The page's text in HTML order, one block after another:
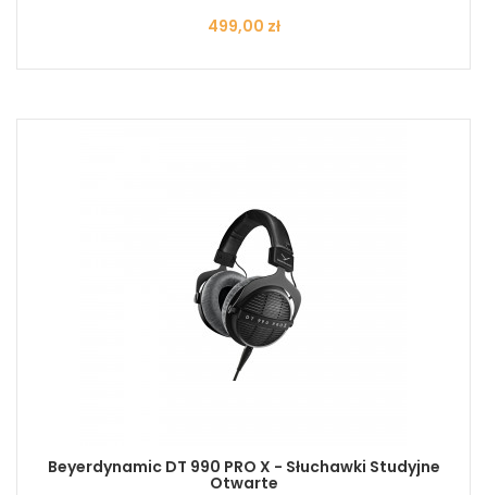
Cena
499,00 zł
Beyerdynamic DT 990 PRO X - Słuchawki Studyjne
Otwarte